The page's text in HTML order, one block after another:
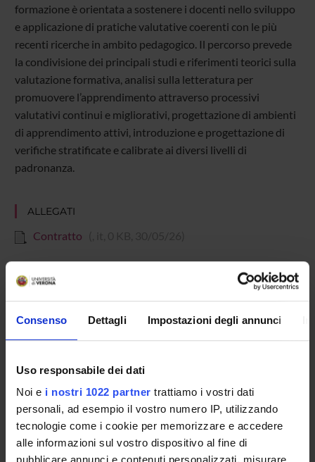
Consenso Dettagli Impostazioni degli annunci
Uso responsabile dei dati
Noi e i nostri 1022 partner trattiamo i vostri dati
personali, ad esempio il vostro numero IP, utilizzando
tecnologie come i cookie per memorizzare e accedere
alle informazioni sul vostro dispositivo al fine di
formazione è orientata a sostenere i docenti nello sviluppo
e applicazione di pratiche valutative coerenti con le più
recenti ricerche in ambito pedagogico. Il percorso prevede
la condivisione dei principali studi e riferimenti teorici sulla
valutazione formativa, analisi sulla letteratura per
promuovere l’apprendimento attraverso processivi
valutativi continui e migliorativi, progettazione di ambienti
di apprendimento attivi, introduzione e progettazione di
verifiche stratificate e calibrate ai diversi livelli di
padronanza.
ALLEGATI
Contratto
Referente
Marta Milani
Partecipante
Scienze Umane